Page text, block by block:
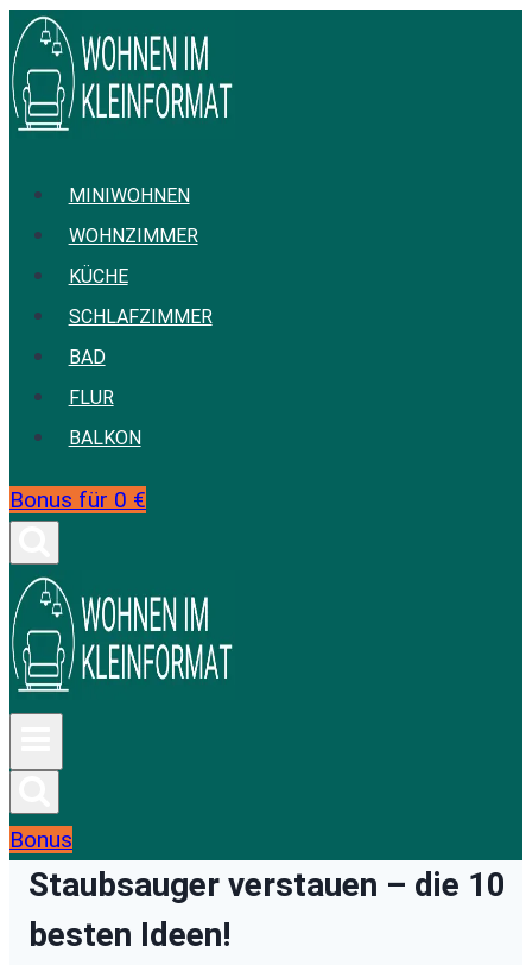
Zum
Inhalt
springen
MINIWOHNEN
WOHNZIMMER
KÜCHE
SCHLAFZIMMER
BAD
FLUR
BALKON
Bonus für 0 €
Bonus
Staubsauger verstauen – die 10
besten Ideen!